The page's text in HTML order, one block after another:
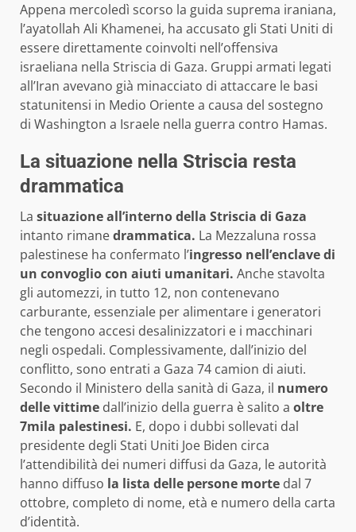
Appena mercoledì scorso la guida suprema iraniana,
l’ayatollah Ali Khamenei, ha accusato gli Stati Uniti di
essere direttamente coinvolti nell’offensiva
israeliana nella Striscia di Gaza. Gruppi armati legati
all’Iran avevano già minacciato di attaccare le basi
statunitensi in Medio Oriente a causa del sostegno
di Washington a Israele nella guerra contro Hamas.
La situazione nella Striscia resta
drammatica
La situazione all’interno della Striscia di Gaza
intanto rimanedrammatica. La Mezzaluna rossa
palestinese ha confermato l’ingresso nell’enclave di
un convoglio con aiuti umanitari. Anche stavolta
gli automezzi, in tutto 12, non contenevano
carburante, essenziale per alimentare i generatori
che tengono accesi desalinizzatori e i macchinari
negli ospedali. Complessivamente, dall’inizio del
conflitto, sono entrati a Gaza 74 camion di aiuti.
Secondo il Ministero della sanità di Gaza, il numero
delle vittime dall’inizio della guerra è salito a oltre
7mila palestinesi. E, dopo i dubbi sollevati dal
presidente degli Stati Uniti Joe Biden circa
l’attendibilità dei numeri diffusi da Gaza, le autorità
hanno diffuso la lista delle persone morte dal 7
ottobre, completo di nome, età e numero della carta
d’identità.